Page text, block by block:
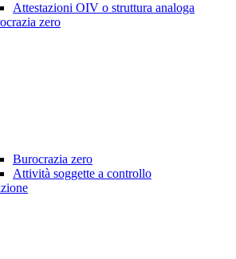
Attestazioni OIV o struttura analoga
zero
Burocrazia zero
Attività soggette a controllo